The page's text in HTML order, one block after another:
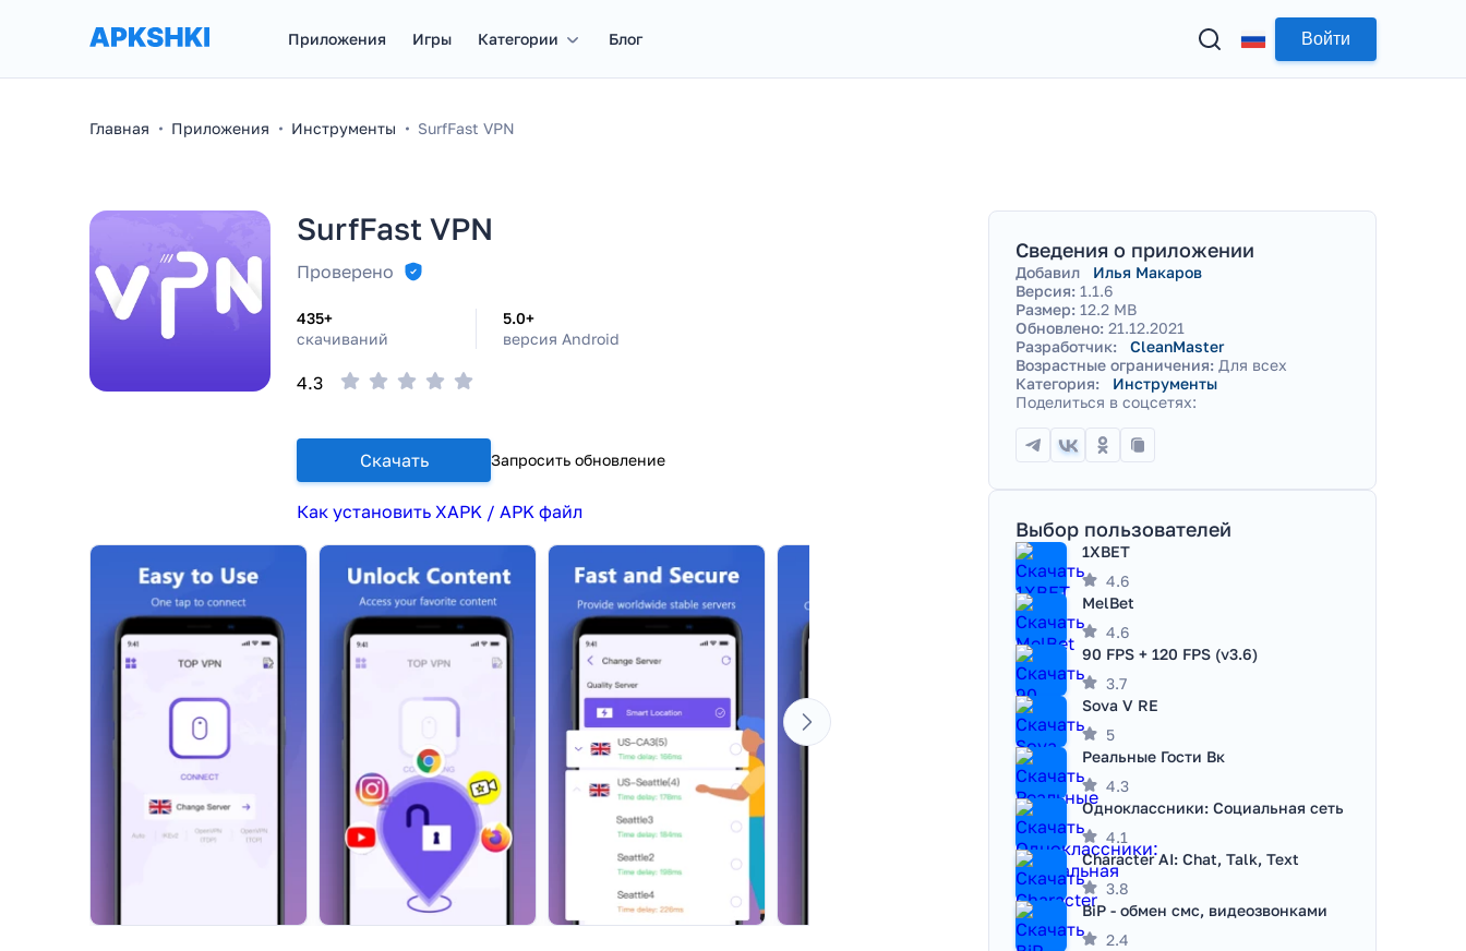
Приложения Игры Категории Блог Войти
Главная Приложения Инструменты SurfFast VPN
SurfFast VPN
Проверено
435+
скачиваний
5.0+
версия Android
4.3
Скачать Запросить обновление
Как установить XAPK / APK файл
Сведения о приложении
Добавил
Илья Макаров
Версия: 1.1.6
Размер: 12.2 MB
Обновлено: 21.12.2021
Разработчик:
CleanMaster
Возрастные ограничения: Для всех
Категория:
Инструменты
Поделиться в соцсетях:
Выбор пользователей
1XBET
4.6
MelBet
4.6
90 FPS + 120 FPS (v3.6)
3.7
Sova V RE
5
Реальные Гости Вк
4.3
Одноклассники: Социальная сеть
4.1
Character AI: Chat, Talk, Text
3.8
BiP - обмен смс, видеозвонками
2.4